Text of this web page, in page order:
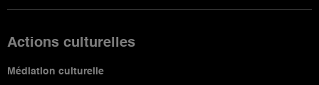
Actions culturelles
Médiation culturelle